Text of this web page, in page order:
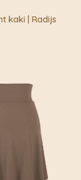
kaki | Radijs